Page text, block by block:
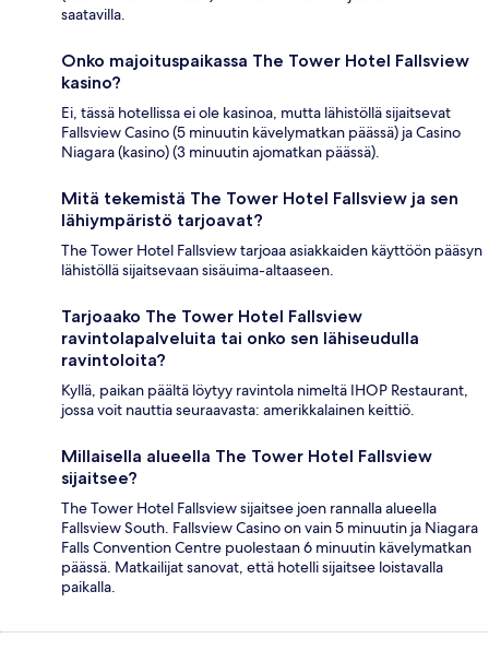
saatavilla.
Onko majoituspaikassa The Tower Hotel Fallsview
kasino?
Ei, tässä hotellissa ei ole kasinoa, mutta lähistöllä sijaitsevat
Fallsview Casino (5 minuutin kävelymatkan päässä) ja Casino
Niagara (kasino) (3 minuutin ajomatkan päässä).
Mitä tekemistä The Tower Hotel Fallsview ja sen
lähiympäristö tarjoavat?
The Tower Hotel Fallsview tarjoaa asiakkaiden käyttöön pääsyn
lähistöllä sijaitsevaan sisäuima-altaaseen.
Tarjoaako The Tower Hotel Fallsview
ravintolapalveluita tai onko sen lähiseudulla
ravintoloita?
Kyllä, paikan päältä löytyy ravintola nimeltä IHOP Restaurant,
jossa voit nauttia seuraavasta: amerikkalainen keittiö.
Millaisella alueella The Tower Hotel Fallsview
sijaitsee?
The Tower Hotel Fallsview sijaitsee joen rannalla alueella
Fallsview South. Fallsview Casino on vain 5 minuutin ja Niagara
Falls Convention Centre puolestaan 6 minuutin kävelymatkan
päässä. Matkailijat sanovat, että hotelli sijaitsee loistavalla
paikalla.